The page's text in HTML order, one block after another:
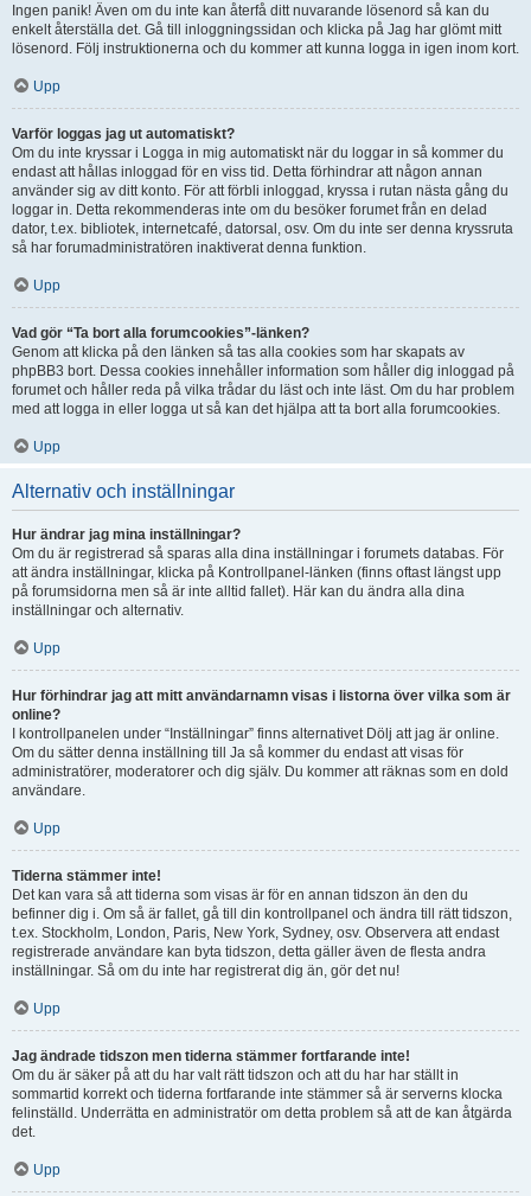
Ingen panik! Även om du inte kan återfå ditt nuvarande lösenord så kan du
enkelt återställa det. Gå till inloggningssidan och klicka på Jag har glömt mitt
lösenord. Följ instruktionerna och du kommer att kunna logga in igen inom kort.
Upp
Varför loggas jag ut automatiskt?
Om du inte kryssar i Logga in mig automatiskt när du loggar in så kommer du
endast att hållas inloggad för en viss tid. Detta förhindrar att någon annan
använder sig av ditt konto. För att förbli inloggad, kryssa i rutan nästa gång du
loggar in. Detta rekommenderas inte om du besöker forumet från en delad
dator, t.ex. bibliotek, internetcafé, datorsal, osv. Om du inte ser denna kryssruta
så har forumadministratören inaktiverat denna funktion.
Upp
Vad gör “Ta bort alla forumcookies”-länken?
Genom att klicka på den länken så tas alla cookies som har skapats av
phpBB3 bort. Dessa cookies innehåller information som håller dig inloggad på
forumet och håller reda på vilka trådar du läst och inte läst. Om du har problem
med att logga in eller logga ut så kan det hjälpa att ta bort alla forumcookies.
Upp
Alternativ och inställningar
Hur ändrar jag mina inställningar?
Om du är registrerad så sparas alla dina inställningar i forumets databas. För
att ändra inställningar, klicka på Kontrollpanel-länken (finns oftast längst upp
på forumsidorna men så är inte alltid fallet). Här kan du ändra alla dina
inställningar och alternativ.
Upp
Hur förhindrar jag att mitt användarnamn visas i listorna över vilka som är
online?
I kontrollpanelen under “Inställningar” finns alternativet Dölj att jag är online.
Om du sätter denna inställning till Ja så kommer du endast att visas för
administratörer, moderatorer och dig själv. Du kommer att räknas som en dold
användare.
Upp
Tiderna stämmer inte!
Det kan vara så att tiderna som visas är för en annan tidszon än den du
befinner dig i. Om så är fallet, gå till din kontrollpanel och ändra till rätt tidszon,
t.ex. Stockholm, London, Paris, New York, Sydney, osv. Observera att endast
registrerade användare kan byta tidszon, detta gäller även de flesta andra
inställningar. Så om du inte har registrerat dig än, gör det nu!
Upp
Jag ändrade tidszon men tiderna stämmer fortfarande inte!
Om du är säker på att du har valt rätt tidszon och att du har har ställt in
sommartid korrekt och tiderna fortfarande inte stämmer så är serverns klocka
felinställd. Underrätta en administratör om detta problem så att de kan åtgärda
det.
Upp